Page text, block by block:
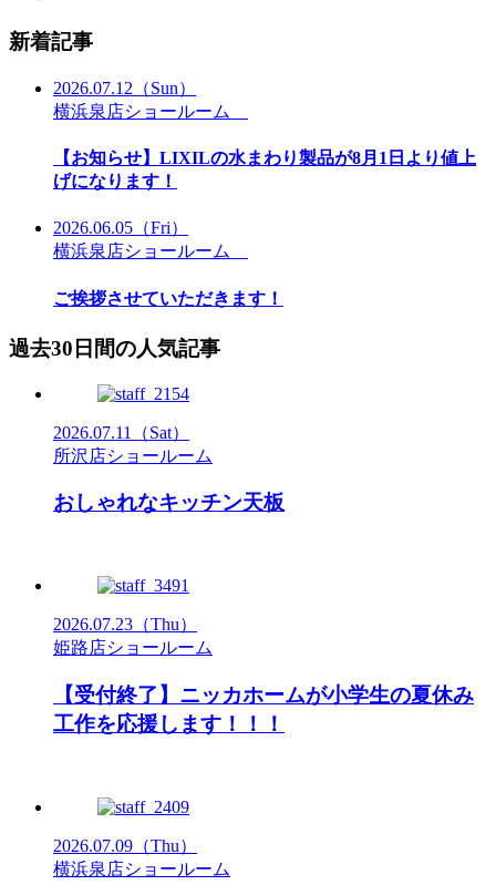
新着記事
2026.07.12 （Sun）
横浜泉店ショールーム
【お知らせ】LIXILの水まわり製品が8月1日より値上
げになります！
2026.06.05 （Fri）
横浜泉店ショールーム
ご挨拶させていただきます！
過去30日間の人気記事
2026.07.11
（Sat）
所沢店ショールーム
おしゃれなキッチン天板
2026.07.23 （Thu）
姫路店ショールーム
【受付終了】ニッカホームが小学生の夏休み
工作を応援します！！！
2026.07.09 （Thu）
横浜泉店ショールーム